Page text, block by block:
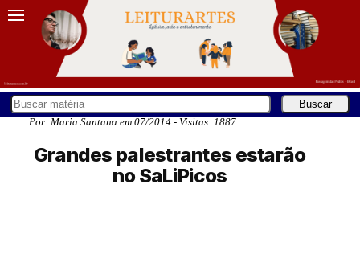
Por: Maria Santana em 07/2014 - Visitas: 1887
Grandes palestrantes estarão
no SaLiPicos